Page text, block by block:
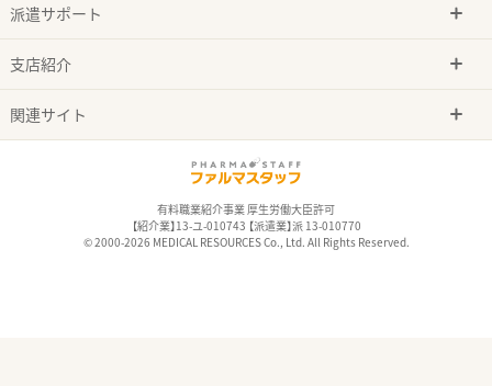
派遣サポート
支店紹介
関連サイト
有料職業紹介事業 厚生労働大臣許可
【紹介業】13-ユ-010743 【派遣業】派 13-010770
© 2000-2026 MEDICAL RESOURCES Co., Ltd. All Rights Reserved.